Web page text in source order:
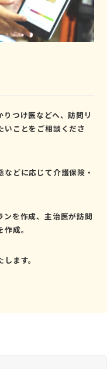
つけ医などへ、訪問リ
いことをご相談くださ
どに応じて介護保険・
ンを作成、主治医が訪問
成。
ます。